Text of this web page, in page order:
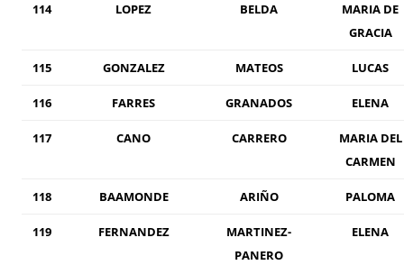
114 LOPEZ BELDA
MARIA DE
GRACIA
115 GONZALEZ MATEOS LUCAS
116 FARRES GRANADOS ELENA
117 CANO CARRERO
MARIA DEL
CARMEN
118 BAAMONDE ARIÑO PALOMA
119 FERNANDEZ
MARTINEZ-
PANERO
ELENA